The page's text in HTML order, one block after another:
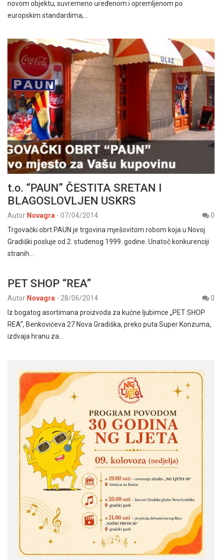
novom objektu, suvremeno uređenom i opremljenom po
europskim standardima,…
t.o. “PAUN” ČESTITA SRETAN I
BLAGOSLOVLJEN USKRS
Autor Novagra - 07/04/2014
0
Trgovački obrt PAUN je trgovina mješovitom robom koja u Novoj
Gradiški posluje od 2. studenog 1999. godine. Unatoč konkurenciji
stranih…
PET SHOP “REA”
Autor Novagra - 28/06/2014
0
Iz bogatog asortimana proizvoda za kućne ljubimce „PET SHOP
REA“, Benkovićeva 27 Nova Gradiška, preko puta Super Konzuma,
izdvaja hranu za…